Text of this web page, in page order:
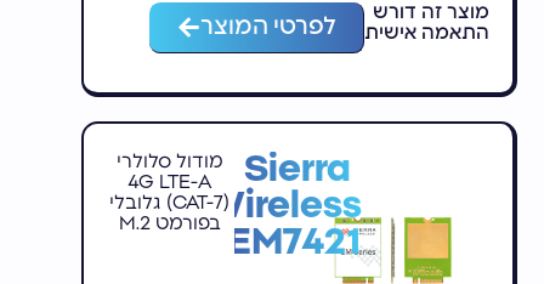
מוצר זה דורש
התאמה אישית
לפרטי המוצר
Sierra
Wireless
EM7421
מודול סלולרי
4G LTE-A
(CAT-7) גלובלי
בפורמט M.2